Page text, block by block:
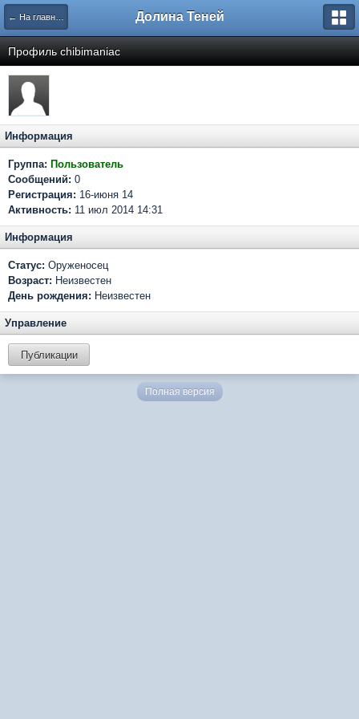
← На главную Долина Теней
Профиль chibimaniac
Информация
Группа: Пользователь
Сообщений: 0
Регистрация: 16-июня 14
Активность: 11 июл 2014 14:31
Информация
Статус: Оруженосец
Возраст: Неизвестен
День рождения: Неизвестен
Управление
Публикации
Полная версия